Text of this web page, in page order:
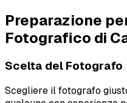
Preparazione
Fotografico di
Scelta del Fotografo
Scegliere il fotografo